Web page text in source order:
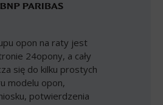
opon na raty jest
24opony, a cały
się do kilku prostych
modelu opon,
potwierdzenia